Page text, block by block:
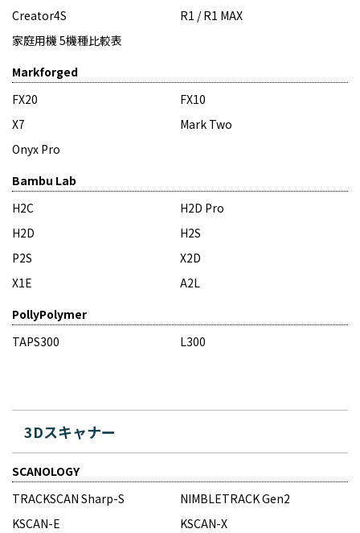
Creator4S
R1 / R1 MAX
家庭用機 5機種比較表
Markforged
FX20
FX10
X7
Mark Two
Onyx Pro
Bambu Lab
H2C
H2D Pro
H2D
H2S
P2S
X2D
X1E
A2L
PollyPolymer
TAPS300
L300
3Dスキャナー
SCANOLOGY
TRACKSCAN Sharp-S
NIMBLETRACK Gen2
KSCAN-E
KSCAN-X